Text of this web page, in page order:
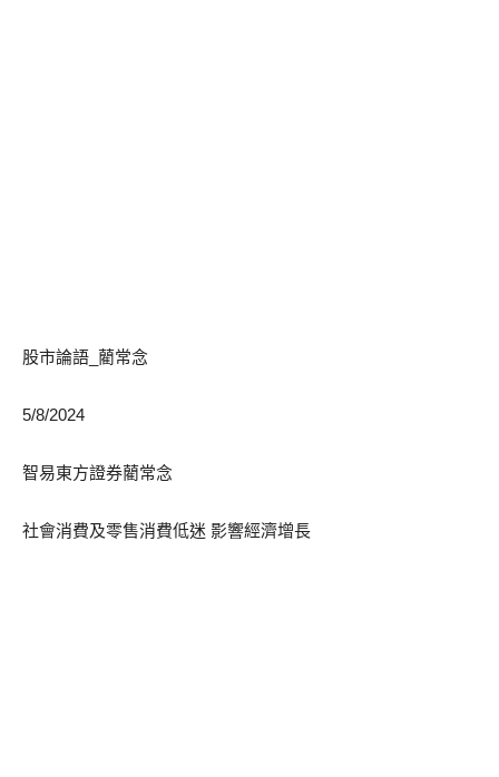
股市論語_藺常念
5/8/2024
智易東方證券藺常念
社會消費及零售消費低迷 影響經濟增長